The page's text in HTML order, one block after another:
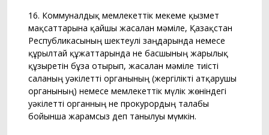
16. Коммуналдық мемлекеттік мекеме қызмет
мақсаттарына қайшы жасалған мәміле, Қазақстан
Республикасының шектеулі заңдарында немесе
құрылтай құжаттарында не басшының жарғылық
құзыретін бұза отырып, жасалған мәміле тиісті
саланың уәкілетті органының (жергілікті атқарушы
органының) немесе мемлекеттік мүлік жөніндегі
уәкілетті органның не прокурордың талабы
бойынша жарамсыз деп танылуы мүмкін.